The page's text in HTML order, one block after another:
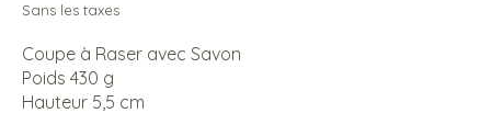
Sans les taxes
Coupe à Raser avec Savon
Poids 430 g
Hauteur 5,5 cm